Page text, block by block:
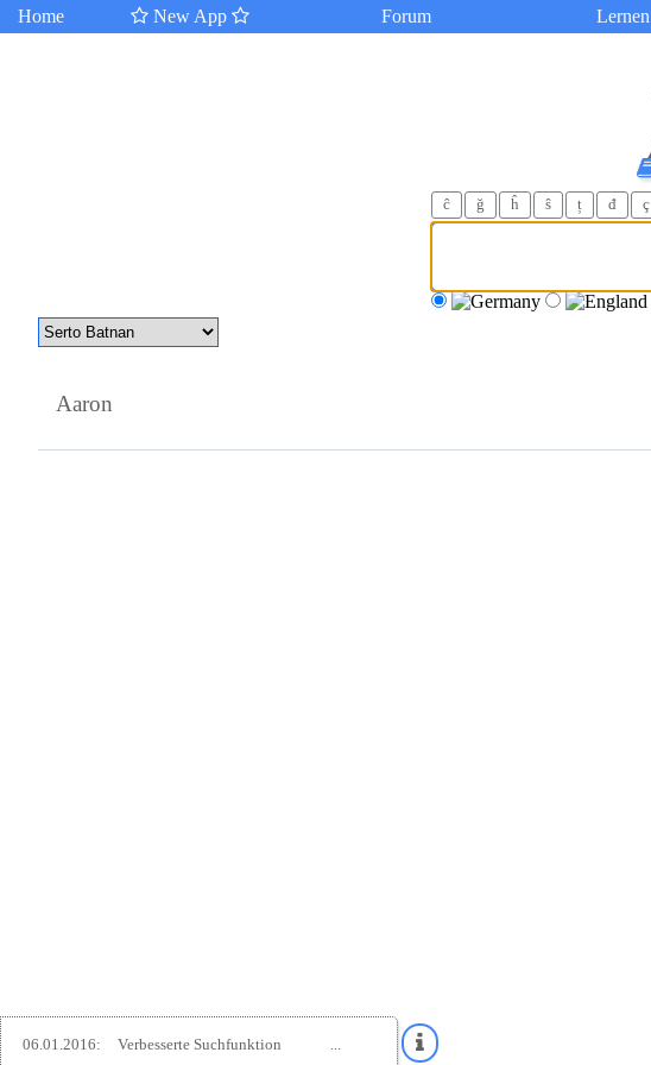
Home New App Forum Lernen
ĉ ğ ĥ ŝ ț đ ç
Aaron
06.01.2016: Verbesserte Suchfunktion ...